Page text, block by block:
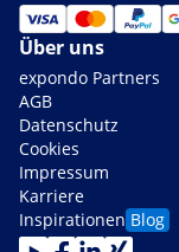
Über uns
expondo Partners
AGB
Datenschutz
Cookies
Impressum
Karriere
Inspirationen Blog